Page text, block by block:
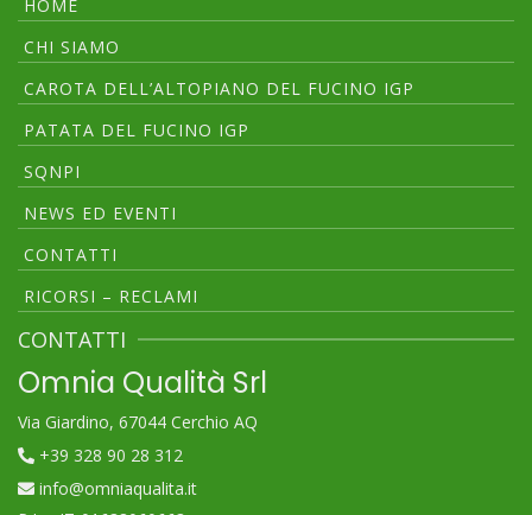
HOME
CHI SIAMO
CAROTA DELL’ALTOPIANO DEL FUCINO IGP
PATATA DEL FUCINO IGP
SQNPI
NEWS ED EVENTI
CONTATTI
RICORSI – RECLAMI
CONTATTI
Omnia Qualità Srl
Via Giardino, 67044 Cerchio AQ
+39 328 90 28 312
info@omniaqualita.it